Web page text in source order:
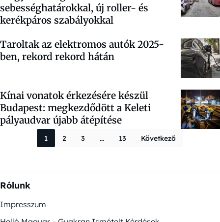
sebességhatárokkal, új roller- és
kerékpáros szabályokkal
Taroltak az elektromos autók 2025-
ben, rekord rekord hátán
Kínai vonatok érkezésére készül
Budapest: megkezdődött a Keleti
pályaudvar újabb átépítése
Bejegyzések
1 2 3 … 13 Következő
Rólunk
Impresszum